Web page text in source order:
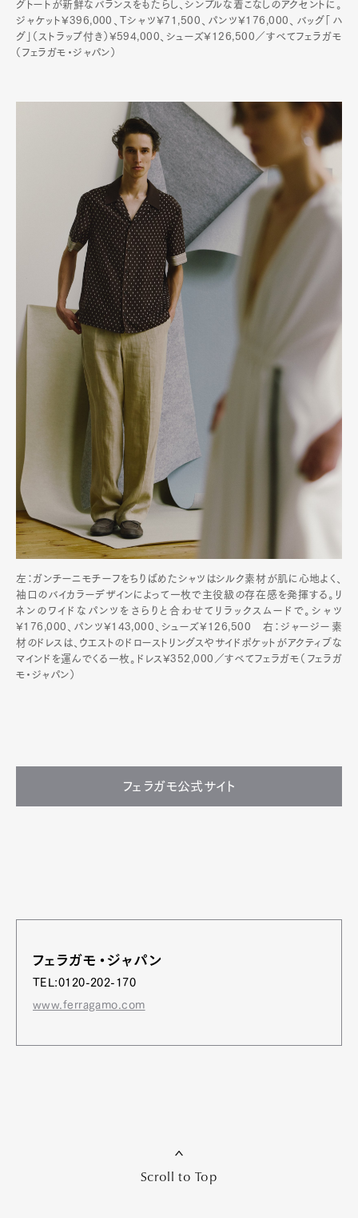
グトートが新鮮なバランスをもたらし、シンプルな着こなしのアクセントに。
ジャケット¥396,000、Tシャツ¥71,500、パンツ¥176,000、バッグ「ハ
グ」（ストラップ付き）¥594,000、シューズ¥126,500／すべてフェラガモ
（フェラガモ・ジャパン）
左：ガンチーニモチーフをちりばめたシャツはシルク素材が肌に心地よく、
袖口のバイカラーデザインによって一枚で主役級の存在感を発揮する。リ
ネンのワイドなパンツをさらりと合わせてリラックスムードで。シャツ
¥176,000、パンツ¥143,000、シューズ¥126,500 右：ジャージー素
材のドレスは、ウエストのドローストリングスやサイドポケットがアクティブな
マインドを運んでくる一枚。ドレス¥352,000／すべてフェラガモ（フェラガ
モ・ジャパン）
フェラガモ公式サイト
フェラガモ・ジャパン
TEL:0120-202-170
www.ferragamo.com
Scroll to Top